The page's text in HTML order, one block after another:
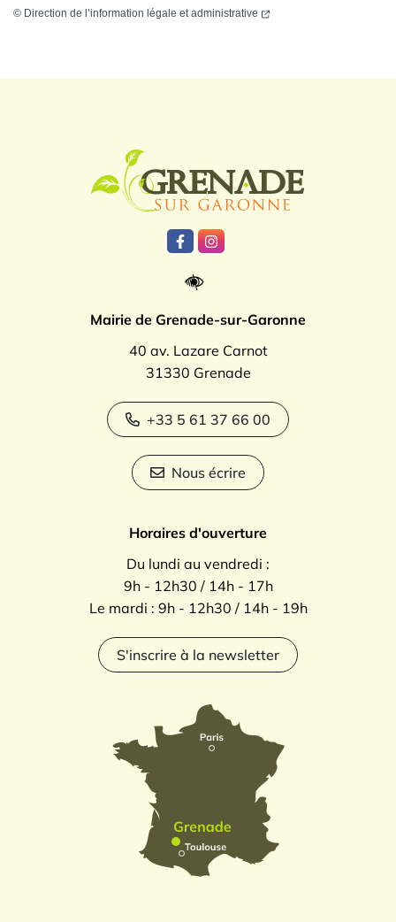
© Direction de l’information légale et administrative
Lien vers le compte Facebook
Lien vers le compte
Mairie de Grenade-sur-Garonne
40 av. Lazare Carnot
31330 Grenade
+33 5 61 37 66 00
Nous écrire
Horaires d'ouverture
Du lundi au vendredi :
9h - 12h30 / 14h - 17h
Le mardi : 9h - 12h30 / 14h - 19h
S'inscrire à la newsletter